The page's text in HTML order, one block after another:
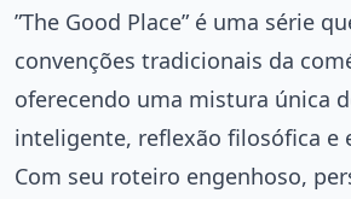
”The Good Place” é uma série
convenções tradicionais da
oferecendo uma mistura única
inteligente, reflexão filosófica e
Com seu roteiro engenhoso,